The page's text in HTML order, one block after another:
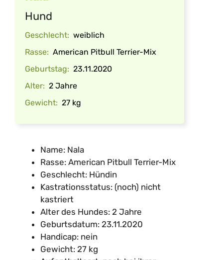
Hund
Geschlecht: weiblich
Rasse: American Pitbull Terrier-Mix
Geburtstag: 23.11.2020
Alter: 2 Jahre
Gewicht: 27 kg
Name: Nala
Rasse: American Pitbull Terrier-Mix
Geschlecht: Hündin
Kastrationsstatus: (noch) nicht
kastriert
Alter des Hundes: 2 Jahre
Geburtsdatum: 23.11.2020
Handicap: nein
Gewicht: 27 kg